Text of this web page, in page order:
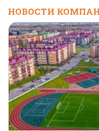
НОВОСТИ